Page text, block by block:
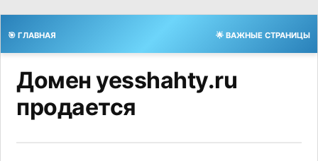
🎯 ГЛАВНАЯ 🌟 ВАЖНЫЕ СТРАНИЦЫ
Домен yesshahty.ru
продается